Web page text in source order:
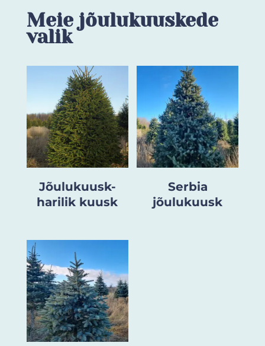
Meie jõulukuuskede
valik
Jõulukuusk-
harilik kuusk
Serbia
jõulukuusk